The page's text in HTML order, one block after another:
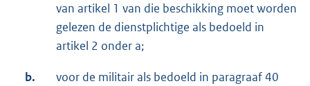
van artikel 1 van die beschikking moet worden
gelezen de dienstplichtige als bedoeld in
artikel 2 onder a;
b.
voor de militair als bedoeld in paragraaf 40